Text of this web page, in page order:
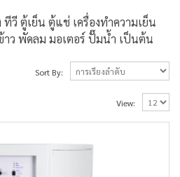
ทีวี ตู้เย็น ตู้แช่ เครื่องทำความเย็น
าว พัดลม มอเตอร์ ปั๊มน้ำ เป็นต้น
Sort By:
View: